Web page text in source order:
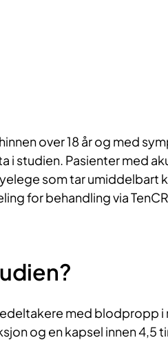
over 18 år og med
i studien. Pasienter med
som tar umiddelbart
for behandling via
med blodpropp i
og en kapsel innen 4,5